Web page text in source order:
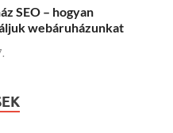
SEO – hogyan
webáruházunkat